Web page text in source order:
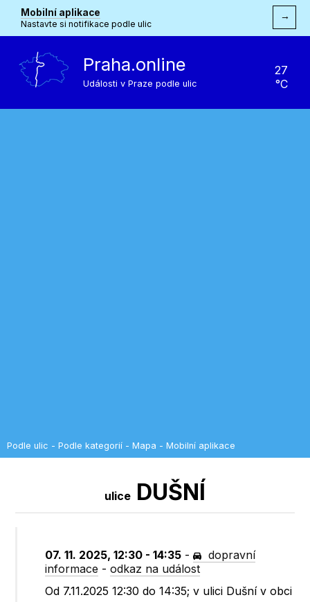
Mobilní aplikace
Nastavte si notifikace podle ulic
→
Praha.online
Události v Praze podle ulic
27
°C
Podle ulic - Podle kategorií - Mapa - Mobilní aplikace
ulice DUŠNÍ
07. 11. 2025, 12:30 - 14:35 -
dopravní
informace -odkaz na událost
Od 7.11.2025 12:30 do 14:35; v ulici Dušní v obci